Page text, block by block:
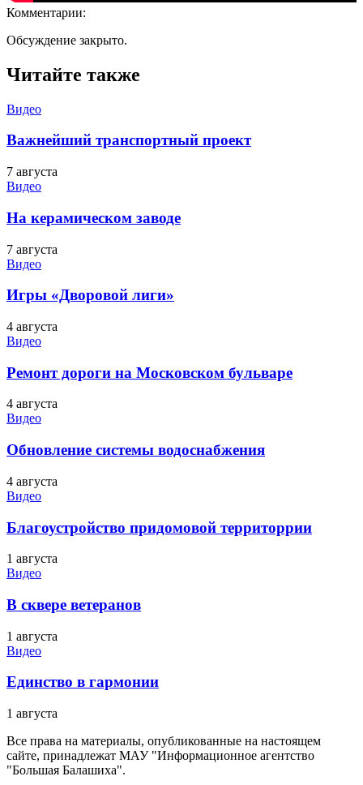
Комментарии:
Обсуждение закрыто.
Читайте также
Видео
Важнейший транспортный проект
7 августа
Видео
На керамическом заводе
7 августа
Видео
Игры «Дворовой лиги»
4 августа
Видео
Ремонт дороги на Московском бульваре
4 августа
Видео
Обновление системы водоснабжения
4 августа
Видео
Благоустройство придомовой территоррии
1 августа
Видео
В сквере ветеранов
1 августа
Видео
Единство в гармонии
1 августа
Все права на материалы, опубликованные на настоящем
сайте, принадлежат МАУ "Информационное агентство
"Большая Балашиха".